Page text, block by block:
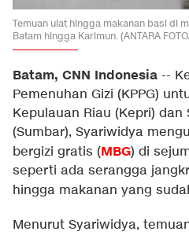
Temuan ulat hingga makanan basi di
Batam hingga Karimun. (ANTARA
Batam, CNN Indonesia --
Pemenuhan Gizi (KPPG)
Kepulauan Riau (Kepri)
(Sumbar), Syariwidya
bergizi gratis (MBG) di
seperti ada serangga
hingga makanan yang
Menurut Syariwidya,